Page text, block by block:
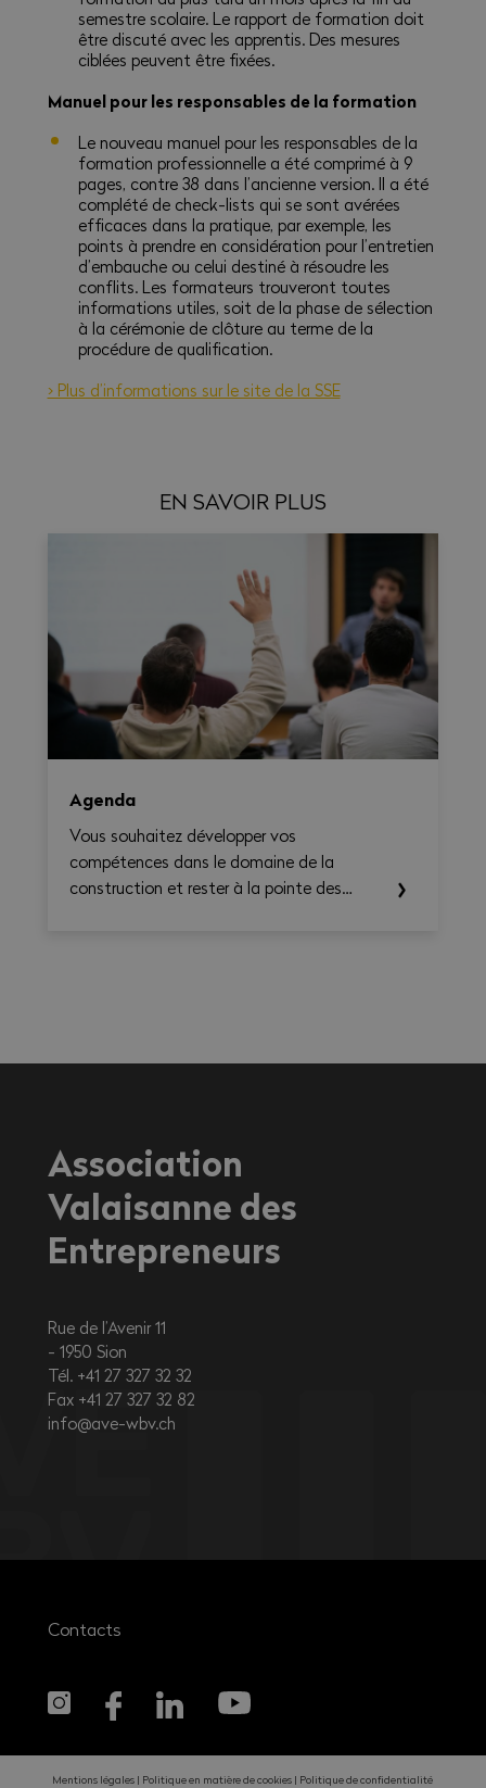
semestre scolaire. Le rapport de formation doit
être discuté avec les apprentis. Des mesures
ciblées peuvent être fixées.
Manuel pour les responsables de la formation
Le nouveau manuel pour les responsables de la
formation professionnelle a été comprimé à 9
pages, contre 38 dans l’ancienne version. Il a été
complété de check-lists qui se sont avérées
efficaces dans la pratique, par exemple, les
points à prendre en considération pour l’entretien
d’embauche ou celui destiné à résoudre les
conflits. Les formateurs trouveront toutes
informations utiles, soit de la phase de sélection
à la cérémonie de clôture au terme de la
procédure de qualification.
> Plus d’informations sur le site de la SSE
EN SAVOIR PLUS
Agenda
Vous souhaitez développer vos
compétences dans le domaine de la
construction et rester à la pointe des
Association
Valaisanne des
Entrepreneurs
Rue de l’Avenir 11
1950 Sion
Tél. +41 27 327 32 32
Fax +41 27 327 32 82
info@ave-wbv.ch
Contacts
Mentions légales Politique en matière de cookies Politique de confidentialité